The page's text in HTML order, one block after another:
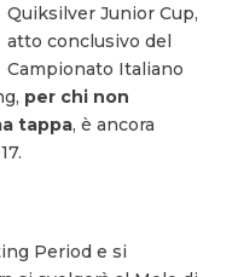
Quiksilver Junior Cup,
atto conclusivo del
Campionato Italiano
per chi non
tappa, è ancora
Period e si